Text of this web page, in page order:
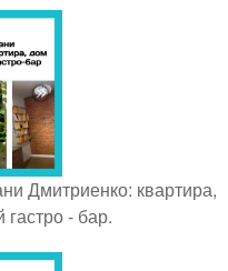
Дмитриенко: квартира,
- бар.